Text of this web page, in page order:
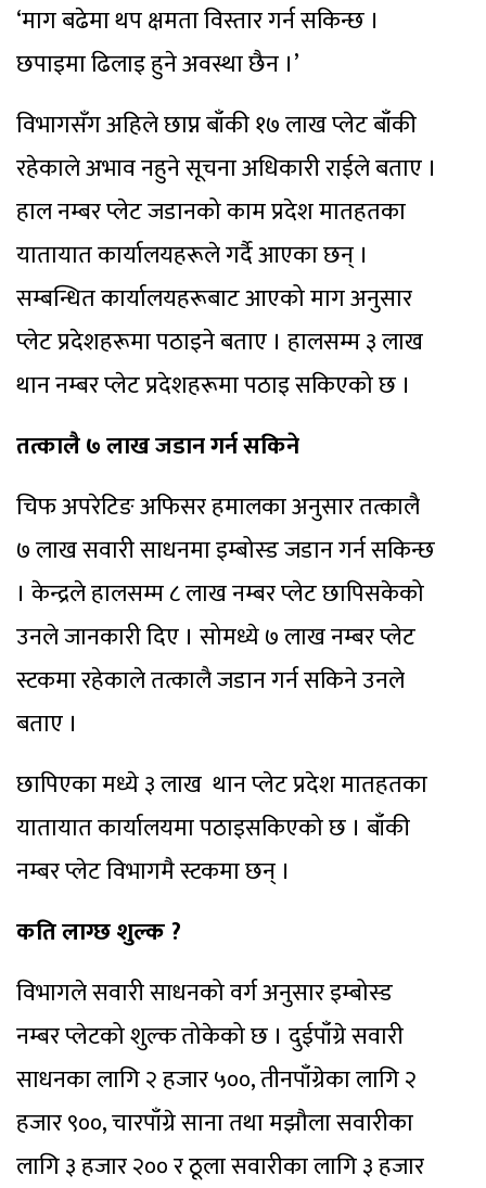
‘माग बढेमा थप क्षमता विस्तार गर्न सकिन्छ ।
छपाइमा ढिलाइ हुने अवस्था छैन ।’
विभागसँग अहिले छाप्न बाँकी १७ लाख प्लेट बाँकी
रहेकाले अभाव नहुने सूचना अधिकारी राईले बताए ।
हाल नम्बर प्लेट जडानको काम प्रदेश मातहतका
यातायात कार्यालयहरूले गर्दै आएका छन् ।
सम्बन्धित कार्यालयहरूबाट आएको माग अनुसार
प्लेट प्रदेशहरूमा पठाइने बताए । हालसम्म ३ लाख
थान नम्बर प्लेट प्रदेशहरूमा पठाइ सकिएको छ ।
तत्कालै ७ लाख जडान गर्न सकिने
चिफ अपरेटिङ अफिसर हमालका अनुसार तत्कालै
७ लाख सवारी साधनमा इम्बोस्ड जडान गर्न सकिन्छ
। केन्द्रले हालसम्म ८ लाख नम्बर प्लेट छापिसकेको
उनले जानकारी दिए । सोमध्ये ७ लाख नम्बर प्लेट
स्टकमा रहेकाले तत्कालै जडान गर्न सकिने उनले
बताए ।
छापिएका मध्ये ३ लाख थान प्लेट प्रदेश मातहतका
यातायात कार्यालयमा पठाइसकिएको छ । बाँकी
नम्बर प्लेट विभागमै स्टकमा छन् ।
कति लाग्छ शुल्क ?
विभागले सवारी साधनको वर्ग अनुसार इम्बोस्ड
नम्बर प्लेटको शुल्क तोकेको छ । दुईपाँग्रे सवारी
साधनका लागि २ हजार ५००, तीनपाँग्रेका लागि २
हजार ९००, चारपाँग्रे साना तथा मझौला सवारीका
लागि ३ हजार २०० र ठूला सवारीका लागि ३ हजार